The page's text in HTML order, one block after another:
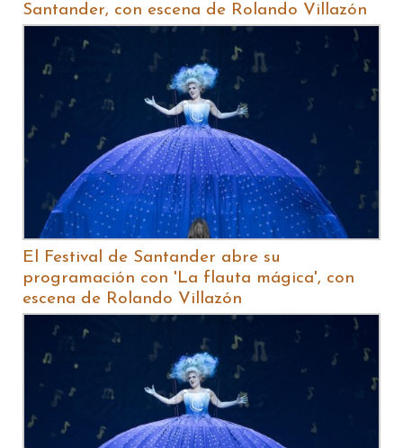
Santander, con escena de Rolando Villazón
El Festival de Santander abre su
programación con 'La flauta mágica', con
escena de Rolando Villazón